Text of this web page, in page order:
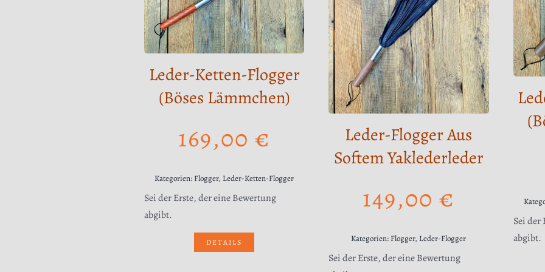
Leder-Ketten-Flogger
(Böses Lämmchen)
169,00 €
Kategorien: Flogger, Leder-Ketten-Flogger
Sei der Erste, der eine Bewertung
abgibt.
DETAILS
Leder-Flogger Aus
Softem Yaklederleder
149,00 €
Kategorien: Flogger, Leder-Flogger
Sei der Erste, der eine Bewertung
Sei der
abgibt.